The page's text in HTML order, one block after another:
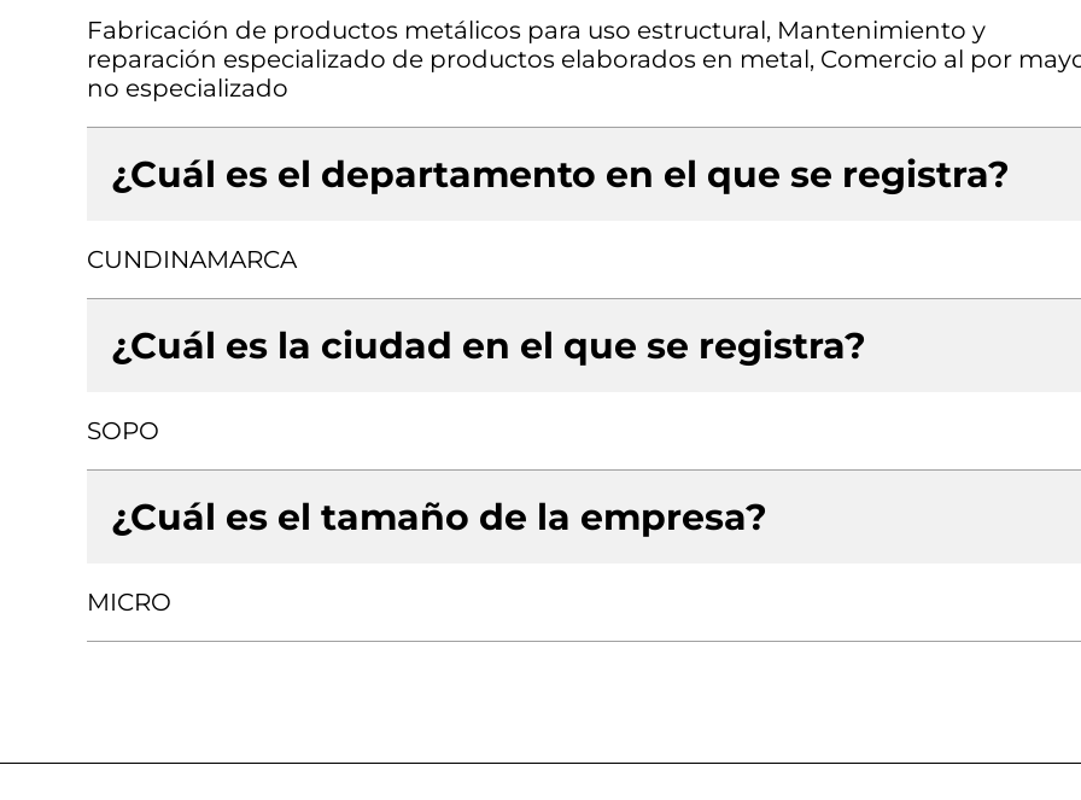
Fabricación de productos metálicos para uso estructural, Mantenimiento y
reparación especializado de productos elaborados en metal, Comercio al por
no especializado
¿Cuál es el departamento en el que se registra?
CUNDINAMARCA
¿Cuál es la ciudad en el que se registra?
SOPO
¿Cuál es el tamaño de la empresa?
MICRO